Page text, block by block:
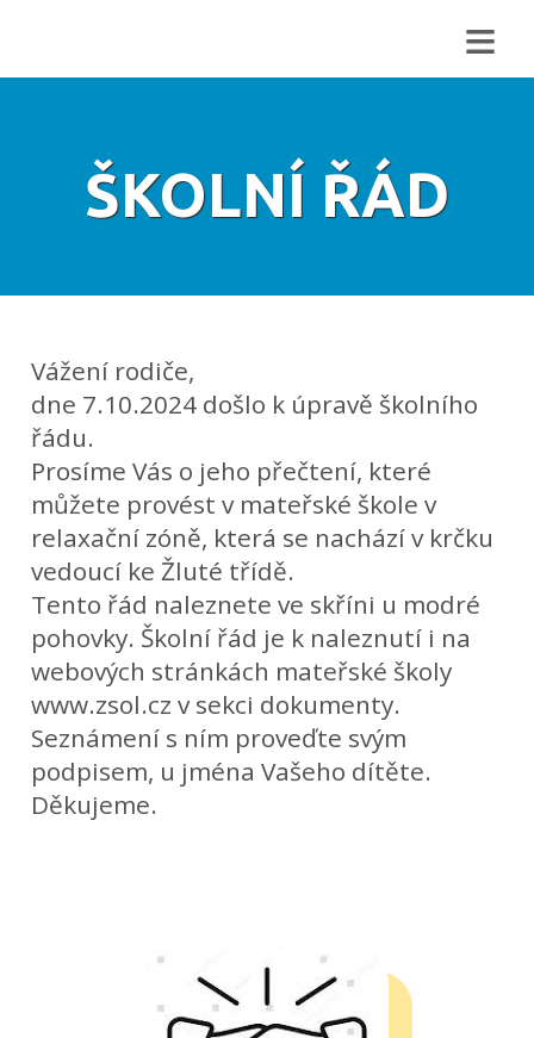
≡
ŠKOLNÍ ŘÁD
Vážení rodiče,
dne 7.10.2024 došlo k úpravě školního
řádu.
Prosíme Vás o jeho přečtení, které
můžete provést v mateřské škole v
relaxační zóně, která se nachází v krčku
vedoucí ke Žluté třídě.
Tento řád naleznete ve skříni u modré
pohovky. Školní řád je k naleznutí i na
webových stránkách mateřské školy
www.zsol.cz v sekci dokumenty.
Seznámení s ním proveďte svým
podpisem, u jména Vašeho dítěte.
Děkujeme.